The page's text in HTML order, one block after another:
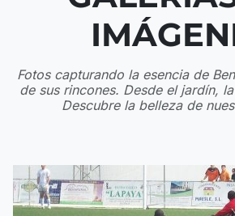
Fotos capturando la esencia de
de sus rincones. Desde el jardín,
Descubre la belleza de